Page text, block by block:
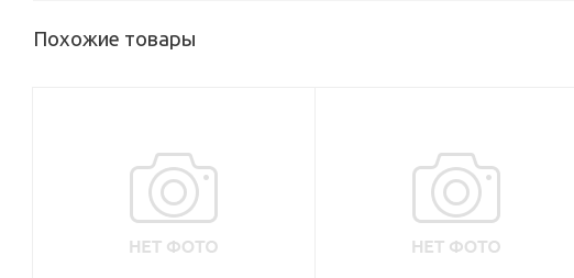
Похожие товары